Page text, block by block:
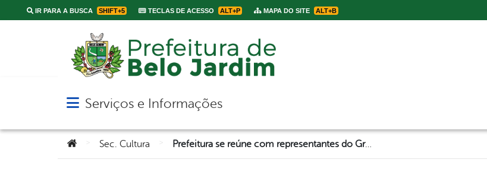
IR PARA A BUSCA SHIFT+5 TECLAS DE ACESSO ALT+P MAPA DO SITE ALT+B
Abrir menu principal de navegação
Serviços e Informações
Você está aqui:
Sec. Cultura Prefeitura se reúne com representantes do Grupo Moura e debate implantação de programa sobre encadeamento produtivo